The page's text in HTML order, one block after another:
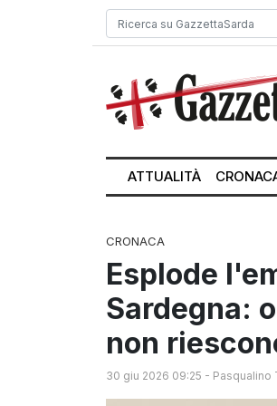
ATTUALITÀ
CRONACA
Esplode
Sardegna:
non
30 giu 2026 09:25 - Pasqualino